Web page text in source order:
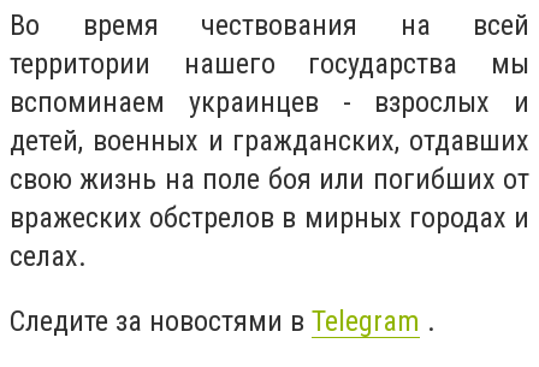
Во время чествования на всей
территории нашего государства мы
вспоминаем украинцев - взрослых и
детей, военных и гражданских, отдавших
свою жизнь на поле боя или погибших от
вражеских обстрелов в мирных городах и
селах.
Следите за новостями в Telegram .